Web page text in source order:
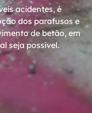
acidentes, é
dos parafusos e
de betão, em
seja possível.